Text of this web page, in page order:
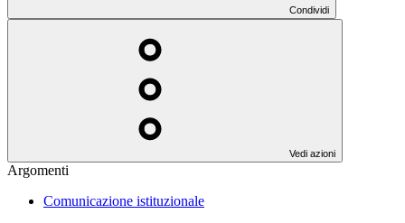
Condividi
Vedi azioni
Argomenti
Comunicazione istituzionale